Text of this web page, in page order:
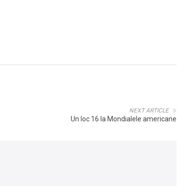
NEXT ARTICLE
Un loc 16 la Mondialele americane